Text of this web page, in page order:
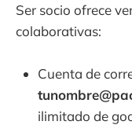
Ser socio ofrece
colaborativas:
Cuenta de
ilimitado de